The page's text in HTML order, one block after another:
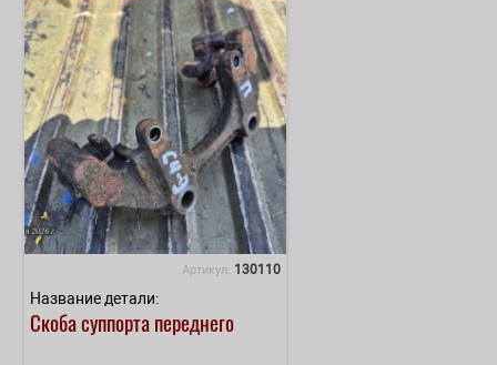
Артикул: 130110
Название детали:
Скоба суппорта переднего